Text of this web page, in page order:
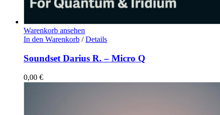
Warenkorb ansehen
In den Warenkorb / Details
Soundset Darius R. – Micro Q
0,00 €